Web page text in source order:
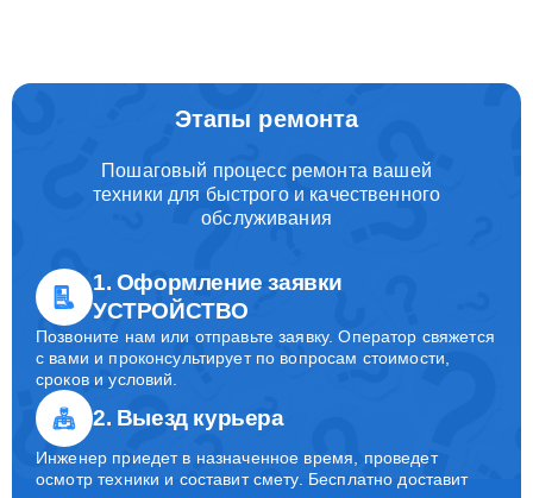
Этапы ремонта
Пошаговый процесс ремонта вашей
техники для быстрого и качественного
обслуживания
1. Оформление заявки
УСТРОЙСТВО
Позвоните нам или отправьте заявку. Оператор свяжется
с вами и проконсультирует по вопросам стоимости,
сроков и условий.
2. Выезд курьера
Инженер приедет в назначенное время, проведет
осмотр техники и составит смету. Бесплатно доставит